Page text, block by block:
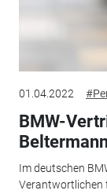
01.04.2022
BMW-
Im deutschen
Verantwortlichen